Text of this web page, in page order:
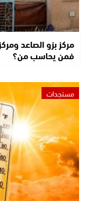
مركز بزو الصاعد
فمن يحاسب من؟
مستجدات